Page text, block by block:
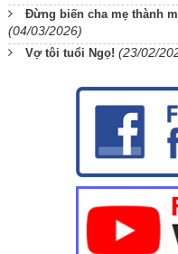
Đừng biến cha mẹ thành
(04/03/2026)
Vợ tôi tuổi Ngọ! (23/02/